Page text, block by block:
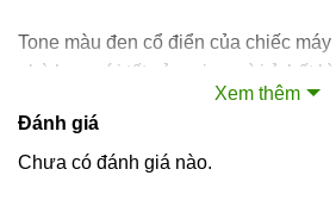
Tone màu đen cổ điển của chiếc
phù hợp với tất cả mọi người ở bất
phong cách nào, màu đen cũng giữ
mới và đẹp qua thời gian, dễ dàng vệ
thiết.
Xem thêm
Đánh giá
Chưa có đánh giá nào.